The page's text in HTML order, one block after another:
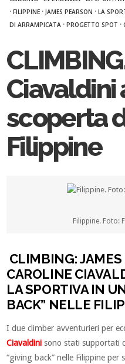
·FILIPPINE ·JAMES PEARSON ·LA
DI ARRAMPICATA ·PROGETTO SPOT ·
Ciavaldini
scoperta
Filippine
Filippine. Foto:
CLIMBING: JAMES
CAROLINE
LA SPORTIVA IN
BACK” NELLE
I due climber avventurieri per
Ciavaldini sono stati supportati
“giving back” nelle Filippine per